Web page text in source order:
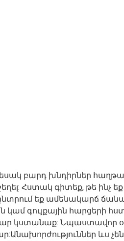
բարդ խնդիրներ
Հստակ գիտեք, թե ինչ
եք ամենակարճ
գույքային հարցերի
կստանաք: Նպաստավոր
ևս